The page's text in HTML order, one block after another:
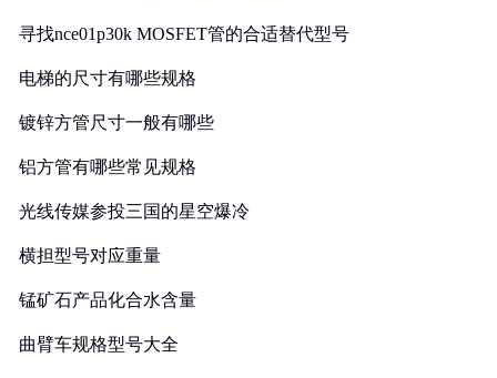
寻找nce01p30k MOSFET管的合适替代型号
电梯的尺寸有哪些规格
镀锌方管尺寸一般有哪些
铝方管有哪些常见规格
光线传媒参投三国的星空爆冷
横担型号对应重量
锰矿石产品化合水含量
曲臂车规格型号大全